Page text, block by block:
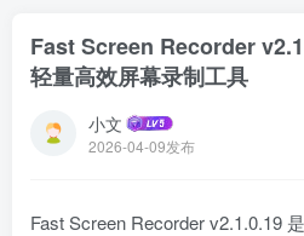
Fast Screen Recorder
轻量高效屏幕录制工具
小文
2026-04-09发布
Fast Screen Recorder v2.1.0.19